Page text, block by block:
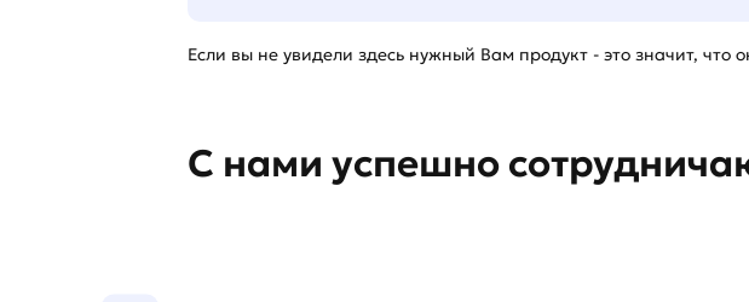
Если вы не увидели здесь нужный Вам продукт - это значит, что
С нами успешно